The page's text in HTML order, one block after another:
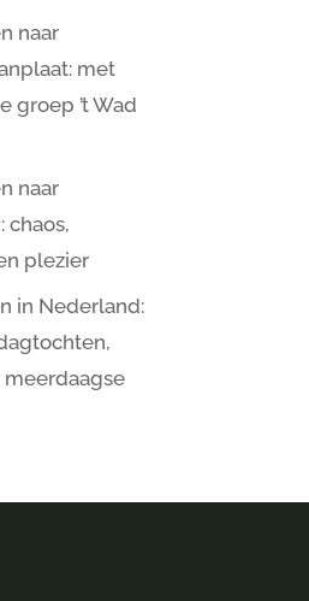
naar
met
groep ’t Wad
naar
chaos,
plezier
in Nederland:
meerdaagse